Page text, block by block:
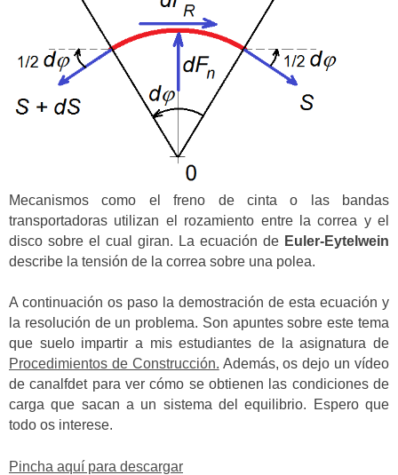
Mecanismos como el freno de cinta o las bandas
transportadoras utilizan el rozamiento entre la correa y el
disco sobre el cual giran. La ecuación de Euler-Eytelwein
describe la tensión de la correa sobre una polea.
A continuación os paso la demostración de esta ecuación y
la resolución de un problema. Son apuntes sobre este tema
que suelo impartir a mis estudiantes de la asignatura de
Procedimientos de Construcción. Además, os dejo un vídeo
de canalfdet para ver cómo se obtienen las condiciones de
carga que sacan a un sistema del equilibrio. Espero que
todo os interese.
Pincha aquí para descargar